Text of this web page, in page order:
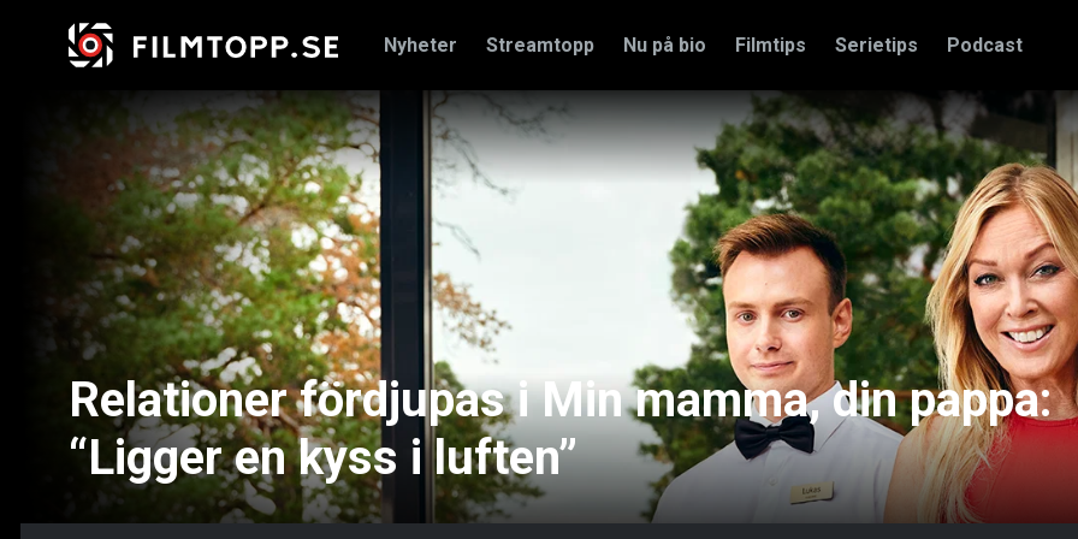
Nyheter Streamtopp Nu på bio Filmtips Serietips Podcast
Relationer fördjupas i Min mamma, din pappa:
“Ligger en kyss i luften”